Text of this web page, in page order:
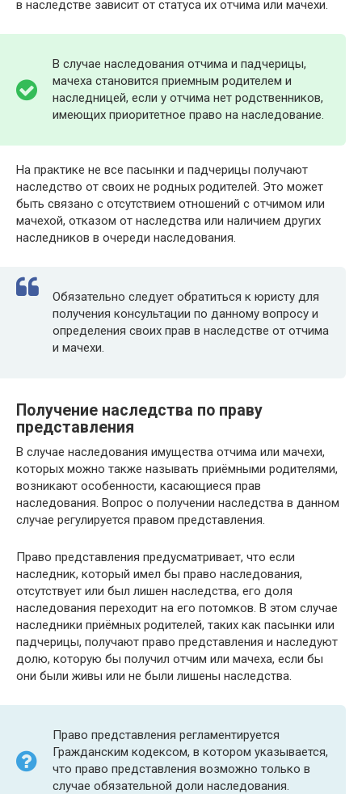
в наследстве зависит от статуса их отчима или мачехи.
В случае наследования отчима и падчерицы,
мачеха становится приемным родителем и
наследницей, если у отчима нет родственников,
имеющих приоритетное право на наследование.
На практике не все пасынки и падчерицы получают
наследство от своих не родных родителей. Это может
быть связано с отсутствием отношений с отчимом или
мачехой, отказом от наследства или наличием других
наследников в очереди наследования.
Обязательно следует обратиться к юристу для
получения консультации по данному вопросу и
определения своих прав в наследстве от отчима
и мачехи.
Получение наследства по праву
представления
В случае наследования имущества отчима или мачехи,
которых можно также называть приёмными родителями,
возникают особенности, касающиеся прав
наследования. Вопрос о получении наследства в данном
случае регулируется правом представления.
Право представления предусматривает, что если
наследник, который имел бы право наследования,
отсутствует или был лишен наследства, его доля
наследования переходит на его потомков. В этом случае
наследники приёмных родителей, таких как пасынки или
падчерицы, получают право представления и наследуют
долю, которую бы получил отчим или мачеха, если бы
они были живы или не были лишены наследства.
Право представления регламентируется
Гражданским кодексом, в котором указывается,
что право представления возможно только в
случае обязательной доли наследования.